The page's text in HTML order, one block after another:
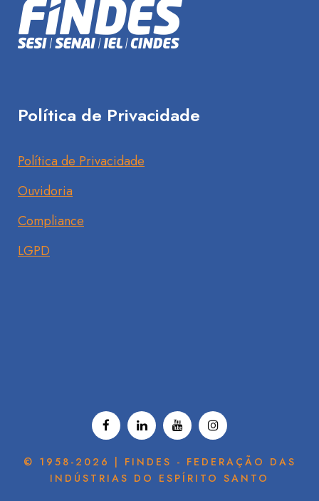
Política de Privacidade
Política de Privacidade
Ouvidoria
Compliance
LGPD
© 1958-2026 | FINDES - FEDERAÇÃO DAS
INDÚSTRIAS DO ESPÍRITO SANTO